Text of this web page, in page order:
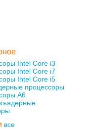
Intel Core i3
Intel Core i7
Intel Core i5
процессоры
A6
все